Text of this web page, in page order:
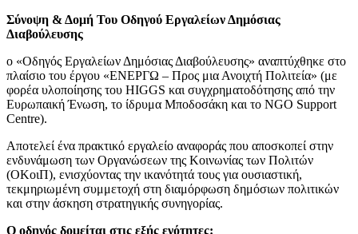
Σύνοψη & Δομή Του Οδηγού Εργαλείων Δημόσιας
Διαβούλευσης
ο «Οδηγός Εργαλείων Δημόσιας Διαβούλευσης» αναπτύχθηκε στο
πλαίσιο του έργου «ΕΝΕΡΓΩ – Προς μια Ανοιχτή Πολιτεία» (με
φορέα υλοποίησης του HIGGS και συγχρηματοδότησης από την
Ευρωπαική Ένωση, το ίδρυμα Μποδοσάκη και το NGO Support
Centre).
Αποτελεί ένα πρακτικό εργαλείο αναφοράς που αποσκοπεί στην
ενδυνάμωση των Οργανώσεων της Κοινωνίας των Πολιτών
(ΟΚοιΠ), ενισχύοντας την ικανότητά τους για ουσιαστική,
τεκμηριωμένη συμμετοχή στη διαμόρφωση δημόσιων πολιτικών
και στην άσκηση στρατηγικής συνηγορίας.
Ο οδηγός δομείται στις εξής ενότητες: